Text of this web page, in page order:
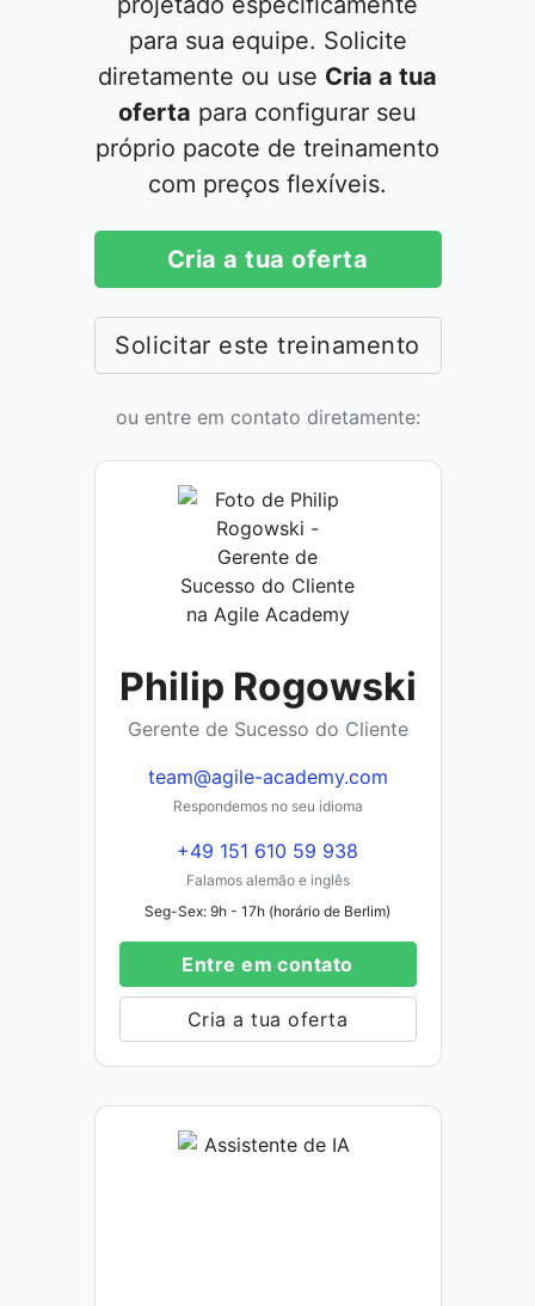
para sua equipe. Solicite
diretamente ou use Cria a tua
oferta para configurar seu
próprio pacote de treinamento
com preços flexíveis.
Cria a tua oferta
Solicitar este treinamento
ou entre em contato diretamente:
Philip Rogowski
Gerente de Sucesso do Cliente
team@agile-academy.com
Respondemos no seu idioma
+49 151 610 59 938
Falamos alemão e inglês
Seg-Sex: 9h - 17h (horário de Berlim)
Entre em contato
Cria a tua oferta